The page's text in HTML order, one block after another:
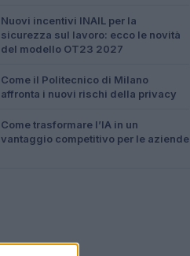
Nuovi incentivi INAIL per la
sicurezza sul lavoro: ecco le novità
del modello OT23 2027
Come il Politecnico di Milano
affronta i nuovi rischi della privacy
Come trasformare l’IA in un
vantaggio competitivo per le aziende